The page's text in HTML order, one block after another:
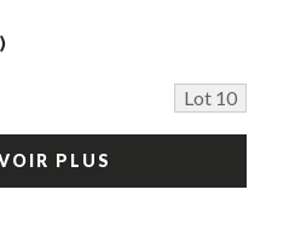
Lot 10
PLUS